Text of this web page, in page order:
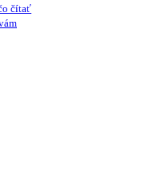
čítať